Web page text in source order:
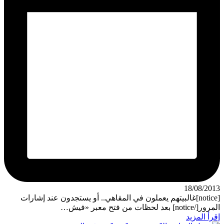
18/08/2013
[notice]غالبيتهم يعملون في المقاهي.. أو يستجدون عند إشارات
المرور[/notice] بعد لحظات من فتح معبر «فيش…
إقرأ المزيد